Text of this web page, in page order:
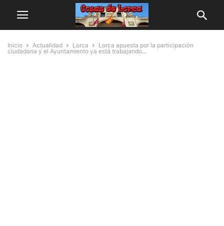
Inicio Actualidad Lorca
Lorca apuesta por la participación
ciudadana y el Ayuntamiento ya está trabajando...